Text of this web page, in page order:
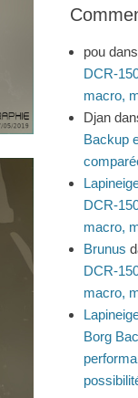
pou dans
DCR-
macro,
Djan
Backup
DCR-
macro,
Brunus
DCR-
macro,
Borg